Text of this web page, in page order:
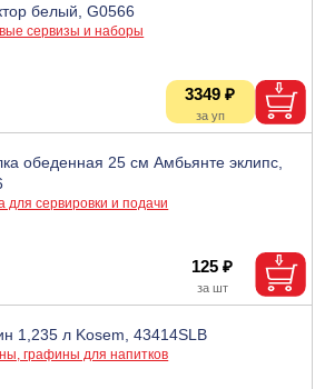
белый, G0566
сервизы и наборы
3349 ₽
обеденная 25 см Амбьянте эклипс,
для сервировки и подачи
125 ₽
1,235 л Kosem, 43414SLB
графины для напитков